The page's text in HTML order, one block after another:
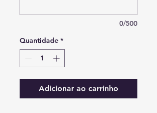
0/500
Quantidade *
Adicionar ao carrinho